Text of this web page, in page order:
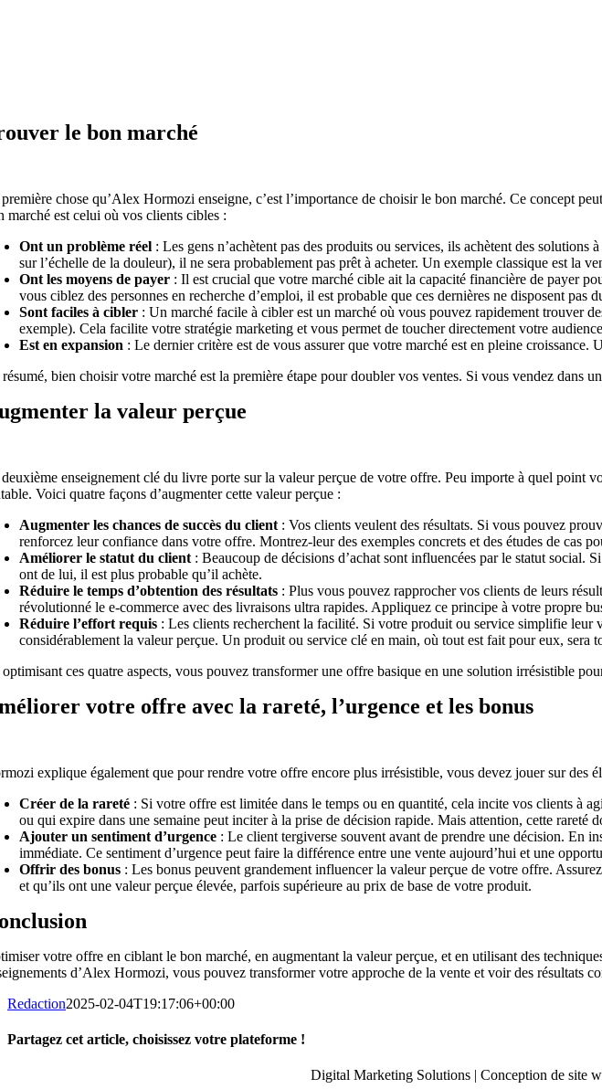
le bon marché
chose qu’Alex Hormozi enseigne, c’est l’importance de choisir lebon marché. Ce concept
marché est celui où vos clients cibles :
Ont un problème réel : Les gens n’achètent pas des produits ou services, ils achètent des
sur l’échelle de la douleur), il ne sera probablement pas prêt à acheter. Un exemple classique est la
Ont les moyens de payer : Il est crucial que votre marché cible ait la capacité financière de payer
vous ciblez des personnes en recherche d’emploi, il est probable que ces dernières ne disposent
Sont faciles à cibler : Un marché facile à cibler est un marché où vous pouvez rapidement trouver
exemple). Cela facilite votre stratégie marketing et vous permet de toucher directement votre
Est en expansion : Le dernier critère est de vous assurer que votre marché est en pleine
bien choisir votre marché est la première étape pour doubler vos ventes. Si vous vendez dans
la valeur perçue
enseignement clé du livre porte sur lavaleur perçuede votre offre. Peu importe à quel point
Voici quatre façons d’augmenter cette valeur perçue :
Augmenter les chances de succès du client : Vos clients veulent des résultats. Si vous pouvez
renforcez leur confiance dans votre offre. Montrez-leur des exemples concrets et des études de cas
Améliorer le statut du client : Beaucoup de décisions d’achat sont influencées par le statut
ont de lui, il est plus probable qu’il achète.
Réduire le temps d’obtention des résultats : Plus vous pouvez rapprocher vos clients de leurs
révolutionné le e-commerce avec des livraisons ultra rapides. Appliquez ce principe à votre propre
Réduire l’effort requis : Les clients recherchent la facilité. Si votre produit ou service simplifie leur
considérablement la valeur perçue. Un produit ou service clé en main, où tout est fait pour eux, sera
ces quatre aspects, vous pouvez transformer une offre basique en une solution irrésistible
votre offre avec la rareté, l’urgence et les bonus
explique également que pour rendre votre offre encore plus irrésistible, vous devez jouer sur des
Créer de la rareté : Si votre offre est limitée dans le temps ou en quantité, cela incite vos clients à
ou qui expire dans une semaine peut inciter à la prise de décision rapide. Mais attention, cette
Ajouter un sentiment d’urgence : Le client tergiverse souvent avant de prendre une décision. En
immédiate. Ce sentiment d’urgence peut faire la différence entre une vente aujourd’hui et une
Offrir des bonus : Les bonus peuvent grandement influencer la valeur perçue de votre offre.
et qu’ils ont une valeur perçue élevée, parfois supérieure au prix de base de votre produit.
votre offre en ciblant le bon marché, en augmentant la valeur perçue, et en utilisant des
d’Alex Hormozi, vous pouvez transformer votre approche de la vente et voir des résultats
Redaction2025-02-04T19:17:06+00:00
Partagez cet article, choisissez votre plateforme !
Digital Marketing Solutions | Conception de site